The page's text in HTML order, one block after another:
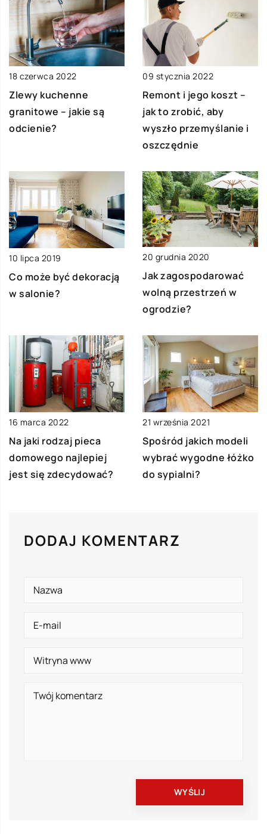
18 czerwca 2022
Zlewy kuchenne
granitowe – jakie są
odcienie?
09 stycznia 2022
Remont i jego koszt –
jak to zrobić, aby
wyszło przemyślanie i
oszczędnie
10 lipca 2019
Co może być dekoracją
w salonie?
20 grudnia 2020
Jak zagospodarować
wolną przestrzeń w
ogrodzie?
16 marca 2022
Na jaki rodzaj pieca
domowego najlepiej
jest się zdecydować?
21 września 2021
Spośród jakich modeli
wybrać wygodne łóżko
do sypialni?
DODAJ KOMENTARZ